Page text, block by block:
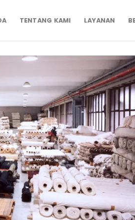
TENTANG KAMI LAYANAN